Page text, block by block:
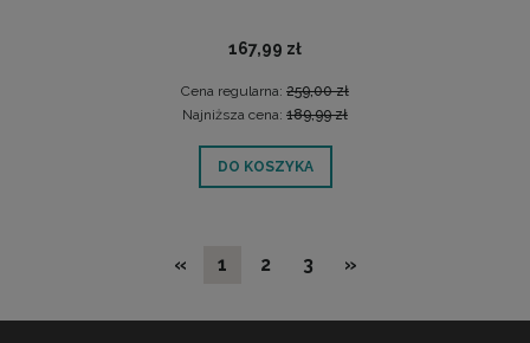
167,99 zł
Cena regularna: 259,00 zł
Najniższa cena: 189,99 zł
DO KOSZYKA
« 1 2 3 »